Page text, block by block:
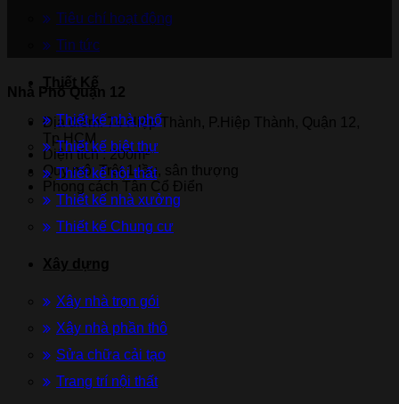
Tiêu chí hoạt động
Tin tức
Thiết Kế
Thiết kế nhà phố
Thiết kế biệt thự
Thiết kế nội thất
Thiết kế nhà xưởng
Thiết kế Chung cư
Xây dựng
Xây nhà trọn gói
Xây nhà phần thô
Sửa chữa cải tạo
Trang trí nội thất
Nhà Phố Quận 12
Địa điểm: 74 Hiệp Thành, P.Hiệp Thành, Quận 12,
Tp.HCM
Diện tích : 200m²
Quy mô: Trệt,1 lầu, sân thượng
Phong cách Tân Cổ Điển